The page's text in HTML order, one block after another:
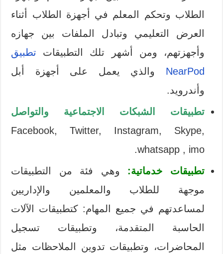
الطلاب وتحكم المعلم في أجهزة الطلاب أثناء
العرض التعليمي وتبادل الملفات بين جهازه
وأجهزتهم، ومن أشهر تلك التطبيقات تطبيق
NearPod والذي يعمل على أجهزة أبل
وأندرويد.
تطبيقات الشبكات الاجتماعية والتواصل
Facebook, Twitter, Instagram, Skype,
whatsapp , imo.
تطبيقات خدماتية: وهي فئة من التطبيقات
موجهة للطلاب والمعلمين والإداريين
لمساعدتهم في جميع المهام: كتطبيقات الآلات
الحاسبة المتقدمة، وتطبيقات تسجيل
المحاضرات، وتطبيقات تدوين الملاحظات مثل